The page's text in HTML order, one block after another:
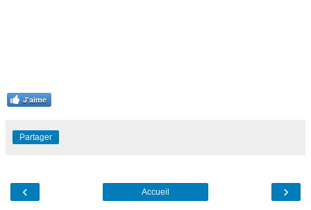
J'aime
Partager
‹ ›
Accueil